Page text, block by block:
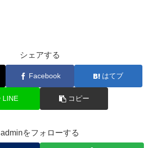
シェアする
Facebook はてブ
LINE コピー
adminをフォローする